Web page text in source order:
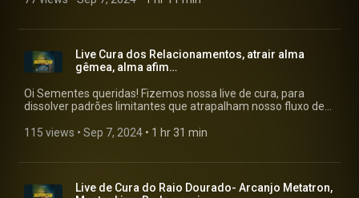
mais pessoas! Muita gratidão por tão grandiosa
oportunidade de servir! Beijos! Neva (Gabriel RL)
Live Cura dos Relacionamentos, atrair alma
gêmea, alma afim…
Oi Sementes queridas! Fizemos nossa live de cura, para
dissolver padrões limitantes que atrapalham nosso fluxo de
Salomão, Rainha de Sabah e da Deusa da Prosperidade com
1888 Caso por algum motivo não consiga via Whats, entre em
115 views • Sep 7, 2024 • 1 hr 31 min
Live de Cura do Raio Dourado- Arcanjo Metatron,